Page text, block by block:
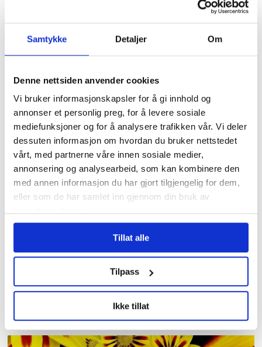
Samtykke Detaljer Om
Denne nettsiden anvender cookies
Vi bruker informasjonskapsler for å gi innhold og
annonser et personlig preg, for å levere sosiale
mediefunksjoner og for å analysere trafikken vår. Vi deler
dessuten informasjon om hvordan du bruker nettstedet
vårt, med partnerne våre innen sosiale medier,
annonsering og analysearbeid, som kan kombinere den
med annen informasjon du har gjort tilgjengelig for dem,
eller som de har samlet inn gjennom din bruk av
Tillat alle
Tilpass
Ikke tillat
arbeiderfiendtlige
at jeg skjønner ikke
at folk kan svelge
Fruktsukker utpekt
som driver for kreft
Les flere nyheter:
3,7 millioner kroner
samlet inn etter brannen i
Krokstadelva